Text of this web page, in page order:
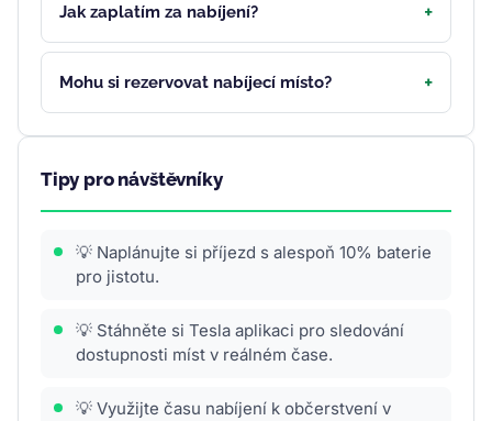
Jak zaplatím za nabíjení?
Mohu si rezervovat nabíjecí místo?
Tipy pro návštěvníky
💡 Naplánujte si příjezd s alespoň 10% baterie
pro jistotu.
💡 Stáhněte si Tesla aplikaci pro sledování
dostupnosti míst v reálném čase.
💡 Využijte času nabíjení k občerstvení v